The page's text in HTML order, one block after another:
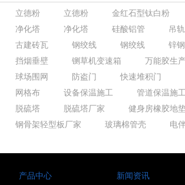
平、郭
立德粉 立德粉
金红石型钛白粉
净化塔
净化塔 硅酸铝管
吊
古建砖瓦
钢绞线 钢绞线
锌
挡烟垂壁
铡草机变速箱
万能胶生
球场围网
防盗门
快速堆积门
网格布
设备保温施工
管道保温施
脱硫塔
脱硫塔厂家
健身房橡胶地
钢骨架轻型板厂家
玻璃棉管壳 电
产品中心 新闻资讯